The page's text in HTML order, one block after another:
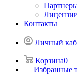
Лицензии
Контакты
Личный
Корзина0
Избранные